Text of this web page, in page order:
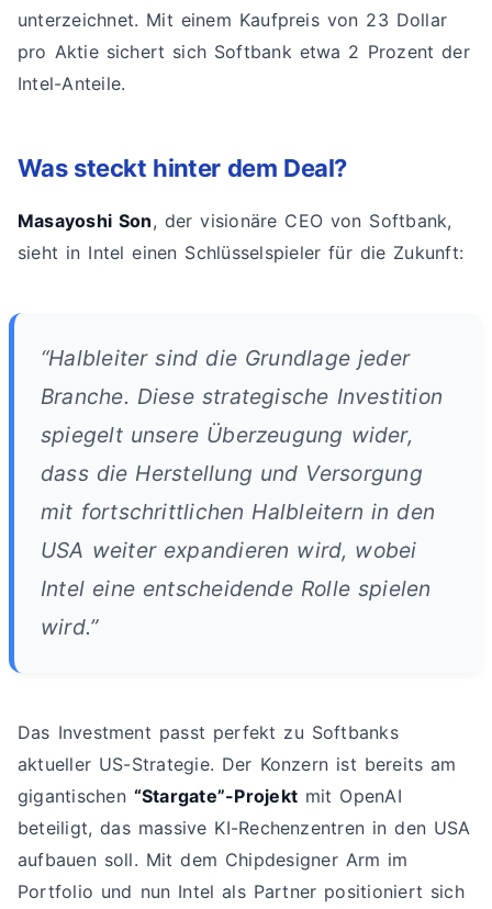
unterzeichnet. Mit einem Kaufpreis von 23 Dollar
pro Aktie sichert sich Softbank etwa 2 Prozent der
Intel-Anteile.
Was steckt hinter dem Deal?
Masayoshi Son, der visionäre CEO von Softbank,
sieht in Intel einen Schlüsselspieler für die Zukunft:
“Halbleiter sind die Grundlage jeder
Branche. Diese strategische Investition
spiegelt unsere Überzeugung wider,
dass die Herstellung und Versorgung
mit fortschrittlichen Halbleitern in den
USA weiter expandieren wird, wobei
Intel eine entscheidende Rolle spielen
wird.”
Das Investment passt perfekt zu Softbanks
aktueller US-Strategie. Der Konzern ist bereits am
gigantischen “Stargate”-Projekt mit OpenAI
beteiligt, das massive KI-Rechenzentren in den USA
aufbauen soll. Mit dem Chipdesigner Arm im
Portfolio und nun Intel als Partner positioniert sich